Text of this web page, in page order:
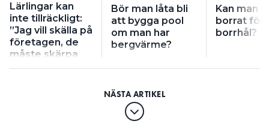
Lärlingar kan
inte tillräckligt:
”Jag vill skälla på
företagen, de
måste skärpa
sig”
Bör man låta bli
att bygga pool
om man har
bergvärme?
Kan man
borrat för
borrhål?